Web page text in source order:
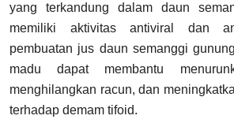
yang terkandung dalam daun
memiliki aktivitas antiviral dan
pembuatan jus daun semanggi
madu dapat membantu
menghilangkan racun, dan
terhadap demam tifoid.